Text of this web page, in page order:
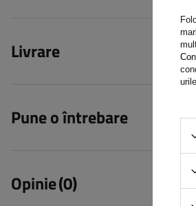
Livrare
Pune o întrebare
Opinie(0)